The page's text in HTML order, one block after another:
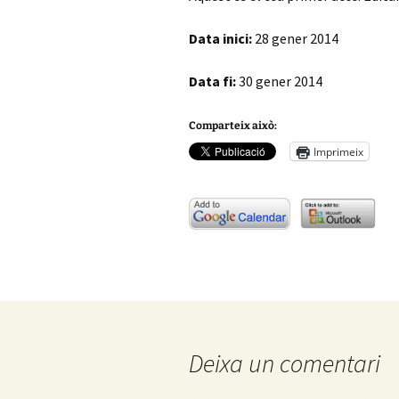
Organigrama
Premis d’Honor
Data inici: 28 gener 2014
Data fi:30 gener 2014
Comparteix això:
Imprimeix
Deixa un comentari